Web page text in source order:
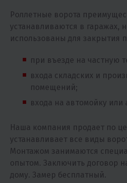
Роллетные ворота
устанавливаются в гаражах,
использованы для закрытия
при въезде на частную
входа складских и
помещений;
входа на автомойку или
Наша компания продает по
устанавливает все виды
Монтажом занимаются
опытом. Заключить договор
дому. Замер бесплатный.